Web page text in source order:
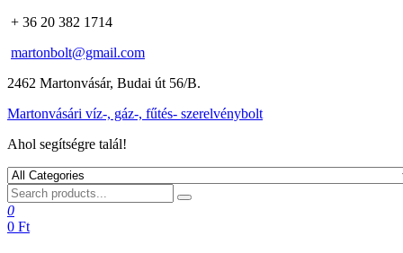
+ 36 20 382 1714
martonbolt@gmail.com
2462 Martonvásár, Budai út 56/B.
Martonvásári víz-, gáz-, fűtés- szerelvénybolt
Ahol segítségre talál!
0
0 Ft